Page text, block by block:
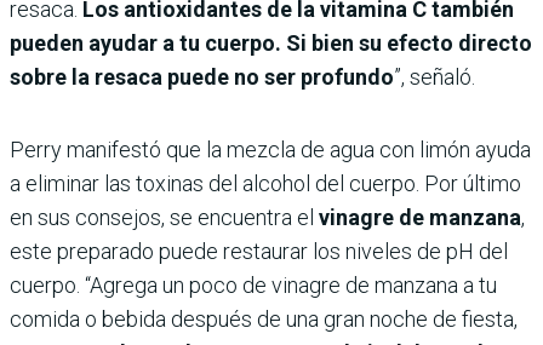
resaca. Los antioxidantes de la vitamina C también
pueden ayudar a tu cuerpo. Si bien su efecto directo
sobre la resaca puede no ser profundo”, señaló.
Perry manifestó que la mezcla de agua con limón ayuda
a eliminar las toxinas del alcohol del cuerpo. Por último
en sus consejos, se encuentra el vinagre de manzana,
este preparado puede restaurar los niveles de pH del
cuerpo. “Agrega un poco de vinagre de manzana a tu
comida o bebida después de una gran noche de fiesta,